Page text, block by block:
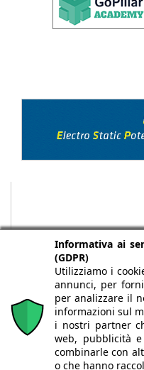
Chi siamo Autori
Informativa ai
(GDPR)
Utilizziamo i
annunci, per
per analizzare il
informazioni sul
i nostri partner
web, pubblicità
combinarle con
o che hanno